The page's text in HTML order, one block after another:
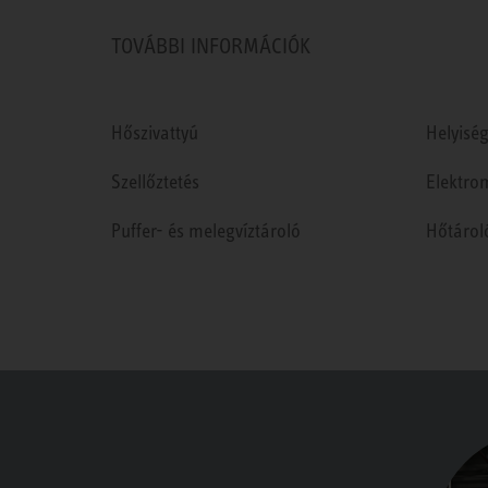
TOVÁBBI INFORMÁCIÓK
Hőszivattyú
Szellőztetés
Puffer- és melegvíztároló